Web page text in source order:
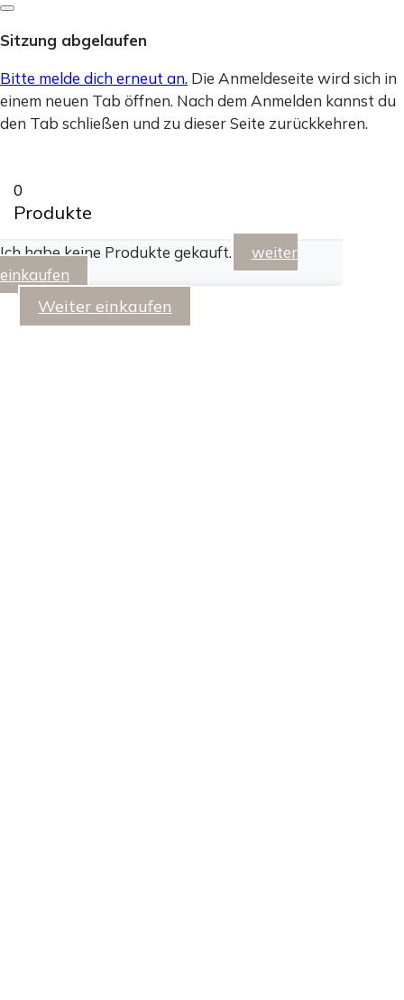
Dialog
schließen
Sitzung abgelaufen
Bitte melde dich erneut an. Die Anmeldeseite wird sich in
einem neuen Tab öffnen. Nach dem Anmelden kannst du
den Tab schließen und zu dieser Seite zurückkehren.
0
Produkte
Ich habe keine Produkte gekauft.
weiter
einkaufen
Weiter einkaufen